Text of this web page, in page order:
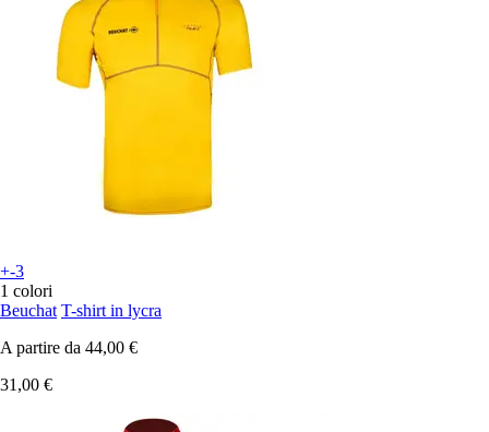
+-3
1 colori
Beuchat T-shirt in lycra
A partire da 44,00 €
31,00 €